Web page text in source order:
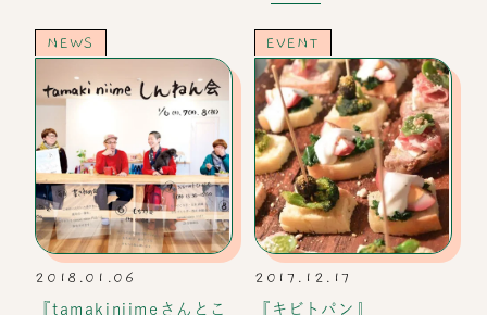
NEWS
2018.01.06
『tamakiniimeさんとこ
EVENT
2017.12.17
『キビトパン』